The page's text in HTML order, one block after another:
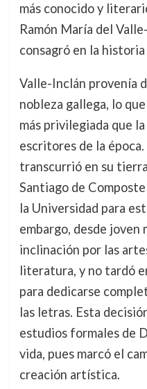
más conocido y
Ramón María del
consagró en la
Valle-Inclán provenía
nobleza gallega, lo
más privilegiada que
escritores de la
transcurrió en su
Santiago de
la Universidad para
embargo, desde joven
inclinación por las
literatura, y no tardó
para dedicarse
las letras. Esta
estudios formales de
vida, pues marcó el
creación artística.